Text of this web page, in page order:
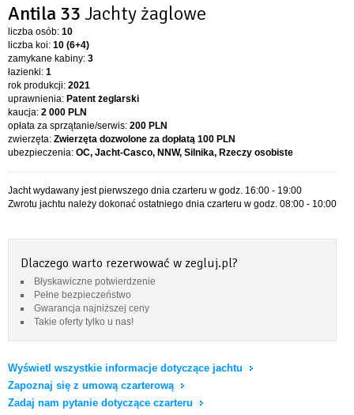
Antila 33 Jachty żaglowe
liczba osób: 10
liczba koi: 10 (6+4)
zamykane kabiny: 3
łazienki: 1
rok produkcji: 2021
uprawnienia: Patent żeglarski
kaucja: 2 000 PLN
opłata za sprzątanie/serwis: 200 PLN
zwierzęta: Zwierzęta dozwolone za dopłatą 100 PLN
ubezpieczenia: OC, Jacht-Casco, NNW, Silnika, Rzeczy osobiste
Jacht wydawany jest pierwszego dnia czarteru w godz. 16:00 - 19:00
Zwrotu jachtu należy dokonać ostatniego dnia czarteru w godz. 08:00 - 10:00
Dlaczego warto rezerwować w zegluj.pl?
Błyskawiczne potwierdzenie
Pełne bezpieczeństwo
Gwarancja najniższej ceny
Takie oferty tylko u nas!
Wyświetl wszystkie informacje dotyczące jachtu
Zapoznaj się z umową czarterową
Zadaj nam pytanie dotyczące czarteru